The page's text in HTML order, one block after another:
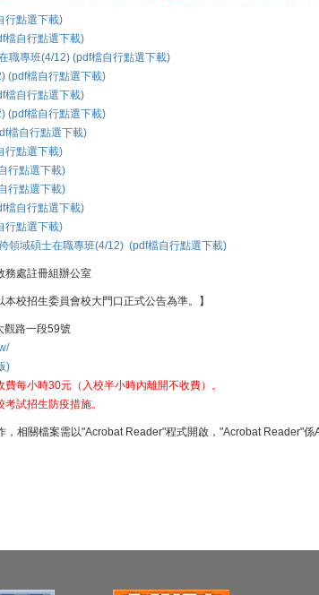
行點選下載)
檔自行點選下載)
職專班(4/12) (pdf檔自行點選下載)
(pdf檔自行點選下載)
檔自行點選下載)
(pdf檔自行點選下載)
檔自行點選下載)
行點選下載)
行點選下載)
行點選下載)
檔自行點選下載)
行點選下載)
領域碩士在職專班(4/12) (pdf檔自行點選下載)
務處註冊組辦公室
本校招生委員會校大門口正式公告為準。】
路一段59號
)
每小時30元（入校半小時內離開不收費）。
試招生防疫措施。
相關檔案需以"Acrobat Reader"程式開啟，"Acrobat Reader"